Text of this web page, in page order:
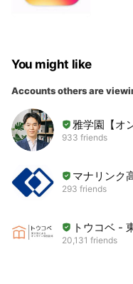
You might like
Accounts others are
雅学園【オ
933 friends
マナリンク
293 friends
トウコベ -
20,131 friends